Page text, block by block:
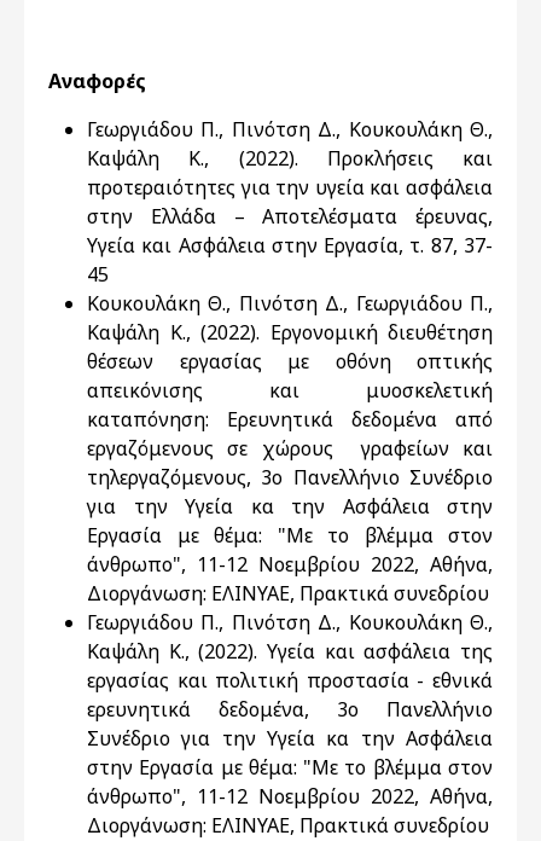
Αναφορές
Γεωργιάδου Π., Πινότση Δ., Κουκουλάκη Θ.,
Καψάλη Κ., (2022). Προκλήσεις και
προτεραιότητες για την υγεία και ασφάλεια
στην Ελλάδα – Αποτελέσματα έρευνας,
Υγεία και Ασφάλεια στην Εργασία, τ. 87, 37-
45
Κουκουλάκη Θ., Πινότση Δ., Γεωργιάδου Π.,
Καψάλη Κ., (2022). Εργονομική διευθέτηση
θέσεων εργασίας με οθόνη οπτικής
απεικόνισης και μυοσκελετική
καταπόνηση: Ερευνητικά δεδομένα από
εργαζόμενους σε χώρους γραφείων και
τηλεργαζόμενους, 3ο Πανελλήνιο Συνέδριο
για την Υγεία κα την Ασφάλεια στην
Εργασία με θέμα: "Με το βλέμμα στον
άνθρωπο", 11-12 Νοεμβρίου 2022, Αθήνα,
Διοργάνωση: ΕΛΙΝΥΑΕ, Πρακτικά συνεδρίου
Γεωργιάδου Π., Πινότση Δ., Κουκουλάκη Θ.,
Καψάλη Κ., (2022). Υγεία και ασφάλεια της
εργασίας και πολιτική προστασία - εθνικά
ερευνητικά δεδομένα, 3ο Πανελλήνιο
Συνέδριο για την Υγεία κα την Ασφάλεια
στην Εργασία με θέμα: "Με το βλέμμα στον
άνθρωπο", 11-12 Νοεμβρίου 2022, Αθήνα,
Διοργάνωση: ΕΛΙΝΥΑΕ, Πρακτικά συνεδρίου